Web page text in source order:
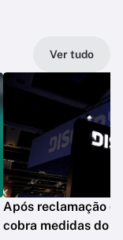
Ver tudo
Após reclamação
cobra medidas do